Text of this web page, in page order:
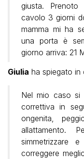
giusta.
cavolo 3 giorni
mamma mi ha
una porta è
giorno arriva: 21
Giulia ha spiegato in
Nel mio caso si
correttiva in
ongenita,
simmetrizzare
correggere